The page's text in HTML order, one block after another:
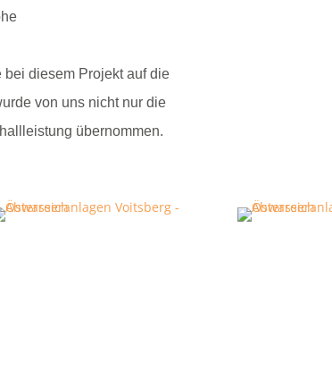
bei diesem Projekt auf die
von uns nicht nur die
übernommen.